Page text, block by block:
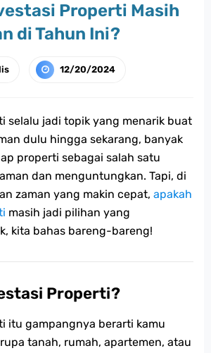
Properti Masih
di Tahun Ini?
12/20/2024
selalu jadi topik yang menarik buat
dulu hingga sekarang, banyak
properti sebagai salah satu
dan menguntungkan. Tapi, di
zaman yang makin cepat, apakah
masih jadi pilihan yang
kita bahas bareng-bareng!
Properti?
itu gampangnya berarti kamu
tanah, rumah, apartemen, atau